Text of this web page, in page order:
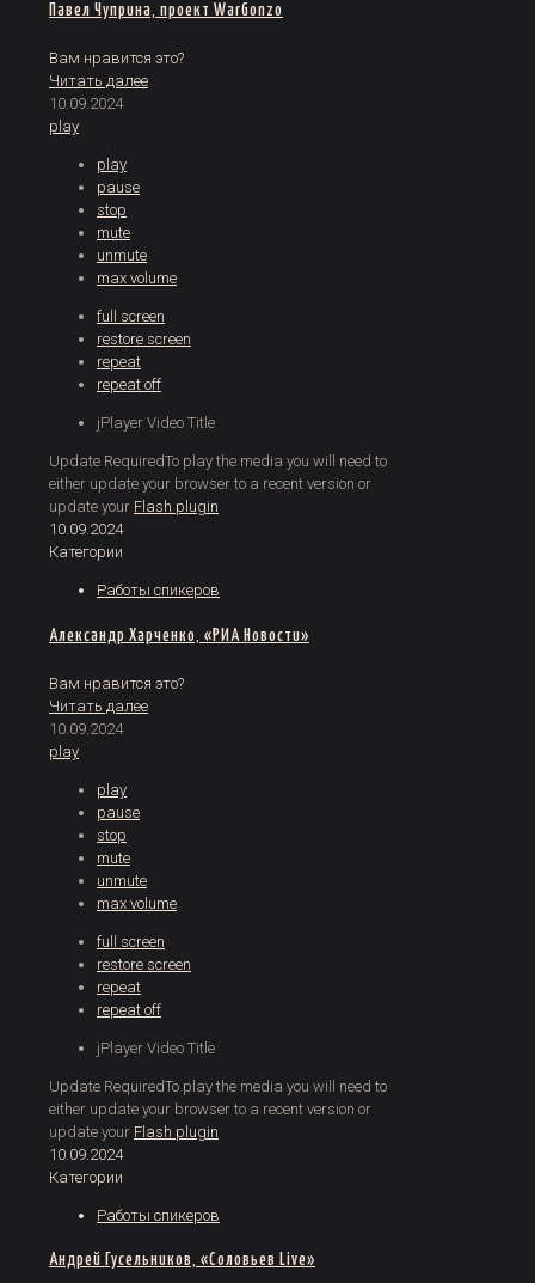
Павел Чуприна, проект WarGonzo
Вам нравится это?
Читать далее
10.09.2024
play
play
pause
stop
mute
unmute
max volume
full screen
restore screen
repeat
repeat off
jPlayer Video Title
Update RequiredTo play the media you will need to
either update your browser to a recent version or
update your Flash plugin
10.09.2024
Категории
Работы спикеров
Александр Харченко, «РИА Новости»
Вам нравится это?
Читать далее
10.09.2024
play
play
pause
stop
mute
unmute
max volume
full screen
restore screen
repeat
repeat off
jPlayer Video Title
Update RequiredTo play the media you will need to
either update your browser to a recent version or
update your Flash plugin
10.09.2024
Категории
Работы спикеров
Андрей Гусельников, «Соловьев Live»